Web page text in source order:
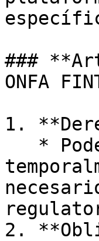
###
ONFA
1.
2.